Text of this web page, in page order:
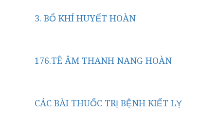
3. BỔ KHÍ HUYẾT HOÀN
176.TÊ ÂM THANH NANG HOÀN
CÁC BÀI THUỐC TRỊ BỆNH KIẾT LỴ